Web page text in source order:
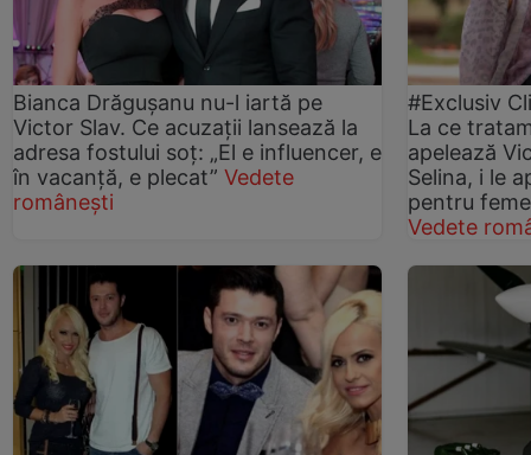
Bianca Drăgușanu nu-l iartă pe
Victor Slav. Ce acuzații lansează la
adresa fostului soț: „El e influencer, e
în vacanță, e plecat” Vedete
românești
#Exclusiv
La ce
apelează
Selina, i le
pentru
Vedete